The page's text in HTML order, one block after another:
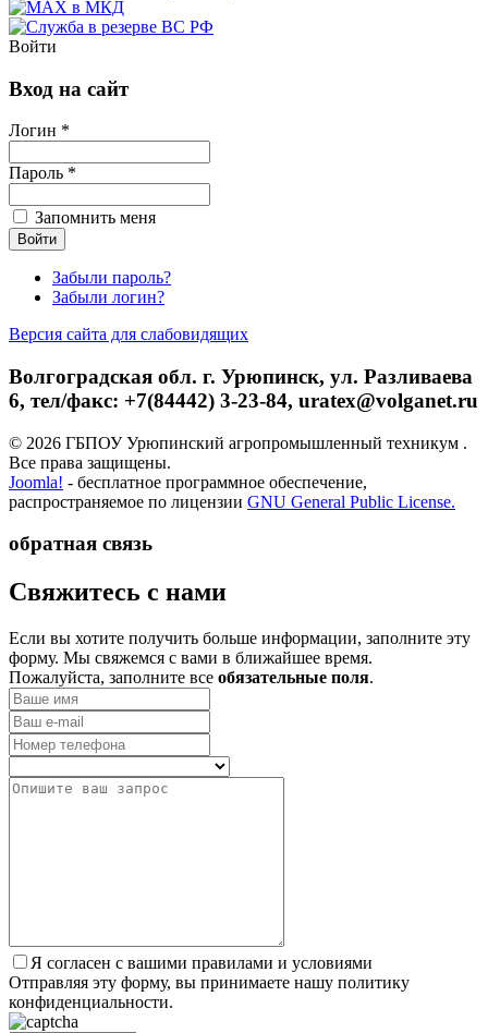
Войти
Вход на сайт
Логин *
Пароль *
Запомнить меня
Забыли пароль?
Забыли логин?
Версия сайта для слабовидящих
Волгоградская обл. г. Урюпинск, ул. Разливаева
6, тел/факс: +7(84442) 3-23-84, uratex@volganet.ru
© 2026 ГБПОУ Урюпинский агропромышленный техникум .
Все права защищены.
Joomla! - бесплатное программное обеспечение,
распространяемое по лицензии GNU General Public License.
обратная связь
­Свяжитесь с нами
Если вы хотите получить больше информации, заполните эту
форму. Мы свяжемся с вами в ближайшее время.
Пожалуйста, заполните все обязательные поля.
Я согласен с вашими правилами и условиями
Отправляя эту форму, вы принимаете нашу политику
конфиденциальности.